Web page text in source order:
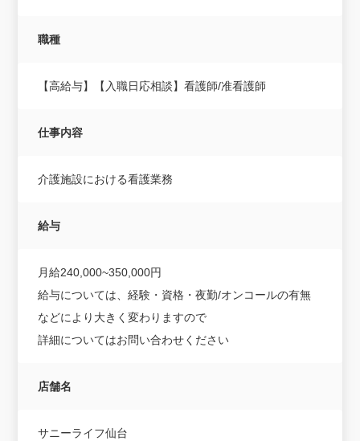
職種
【高給与】【入職日応相談】看護師/准看護師
仕事内容
介護施設における看護業務
給与
月給240,000~350,000円
給与については、経験・資格・夜勤/オンコールの有無
などにより大きく変わりますので
詳細についてはお問い合わせください
店舗名
サニーライフ仙台